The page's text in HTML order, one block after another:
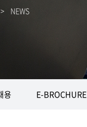
> NEWS
용 E-BROCHURE